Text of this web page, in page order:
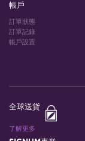
帳戶
訂單狀態
訂單記錄
帳戶設置
全球送貨
了解更多